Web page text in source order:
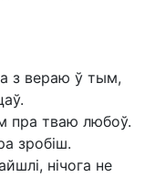
з вераю ў тым,
пра тваю любоў.
зробіш.
нічога не